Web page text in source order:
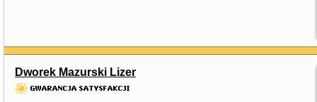
Dworek Mazurski Lizer